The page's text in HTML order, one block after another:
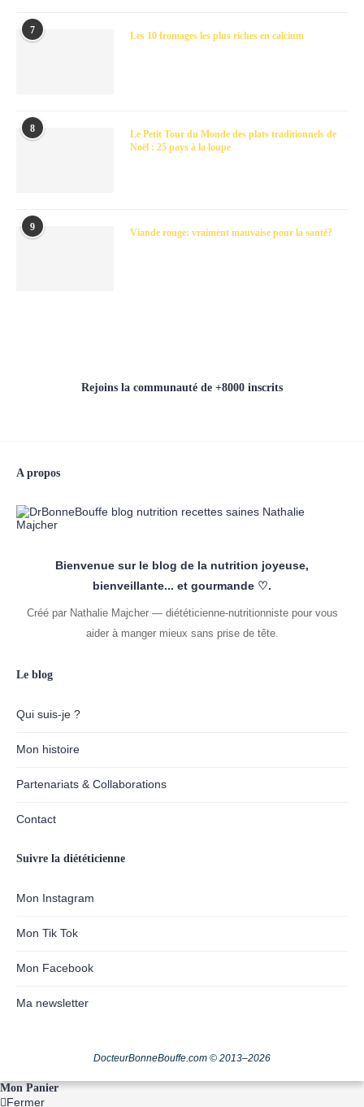
7 Les 10 fromages les plus riches en calcium
8
Le Petit Tour du Monde des plats traditionnels de
Noël : 25 pays à la loupe
9 Viande rouge: vraiment mauvaise pour la santé?
Rejoins la communauté de +8000 inscrits
A propos
Bienvenue sur le blog de la nutrition joyeuse,
bienveillante... et gourmande ♡.
Créé par Nathalie Majcher — diététicienne-nutritionniste pour vous
aider à manger mieux sans prise de tête.
Le blog
Qui suis-je ?
Mon histoire
Partenariats & Collaborations
Contact
Suivre la diététicienne
Mon Instagram
Mon Tik Tok
Mon Facebook
Ma newsletter
DocteurBonneBouffe.com © 2013–2026
Mon Panier
Fermer